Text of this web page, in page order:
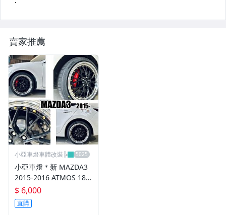
原廠型霧燈.晶鑽及燻黑霧燈.
各車系LED後保桿下霧燈
專用型魚眼霧燈.光圈魚眼霧燈
BMW光圈燈泡.CCFL光圈
LED第三剎車燈.LED燈泡
各車系專用DRL日行燈
車身標誌MARK.車身飾條
前後保桿.前後下巴.側裙.尾翼
升降機.汽車零件.鈑金零件
賣家推薦
小亞車燈車體改裝╠
小亞車燈＊新 MAZDA3
2015-2016 ATMOS 18
吋 鋁圈 輪框 18*8.5 5/1
08 ET40 5孔108 銀黑車
邊 鉚釘款
$ 6,000
直購